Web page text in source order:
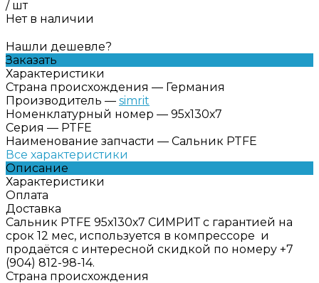
/ шт
Нет в наличии
Нашли дешевле?
Заказать
Характеристики
Страна происхождения — Германия
Производитель — simrit
Номенклатурный номер — 95х130х7
Серия — PTFE
Наименование запчасти — Сальник PTFE
Все характеристики
Описание
Характеристики
Оплата
Доставка
Сальник PTFE 95х130х7 СИМРИТ с гарантией на
срок 12 мес, используется в компрессоре и
продаётся с интересной скидкой по номеру +7
(904) 812-98-14.
Страна происхождения